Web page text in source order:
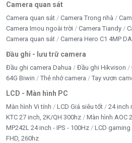
Tấn Phát AD luôn sẵn số lượng
5440 tại
Laptop Dell Inspiron 14
dùng cho ai?
Sinh viên học tập, học online,
Người cần laptop gọn nhẹ, màn
Camera quan sát
Camera quan sát Camera Trong nhà
Camera Imou ngoài trời
Camera Tiandy
Camera quan sát
Camera Hero C1 4MP
Đầu ghi - lưu trữ camera
Đầu ghi camera Dahua Đầu ghi Hikvison
64G Biwin
Thẻ nhớ camera Tay vươn
LCD - Màn hình PC
Màn hình Vi tính LCD Giá siêu tốt 24 inch
KTC 27 inch, 2K/QH 300hz
Màn hình AOC
MP242L 24 inch - IPS - 100Hz
LCD gaming
FHD, 260hz